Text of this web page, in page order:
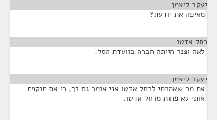
יעקב ליצמן
מאיפה את יודעת?
רחל אדטו
לאה ופנר הייתה חברה בוועדת הסל.
יעקב ליצמן
את מה שאמרתי לרחל אדטו אני אומר גם לך, כי את תוקפת
אותי לא פחות מרחל אדטו.